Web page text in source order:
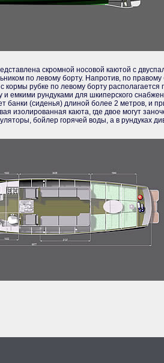
скромной носовой каютой с
по левому борту. Напротив, по
кормы рубке по левому борту
и емкими рундуками для шкиперского
банки (сиденья) длиной более 2 метров, и
изолированная каюта, где двое могут
бойлер горячей воды, а в рундуках